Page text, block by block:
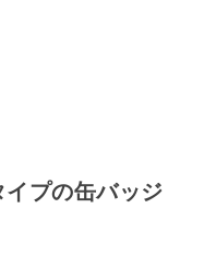
プの缶バッジ